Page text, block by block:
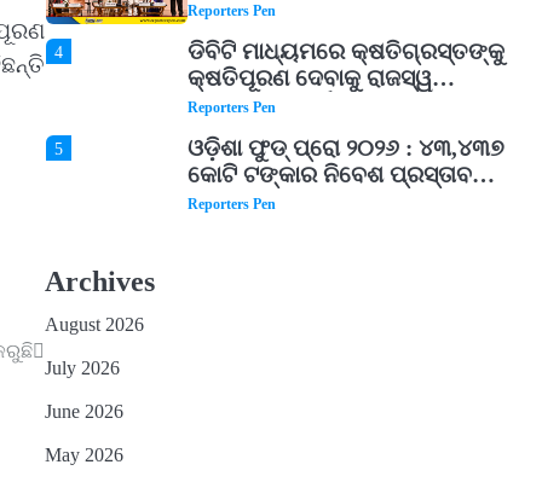
ହସ୍ତତନ୍ତ ପୁରସ୍କାର ପ୍ରଦାନ,
ଓଡ଼ିଶାରୁ ୨ ଜଣଙ୍କୁ ମିଳିଲା
Reporters Pen
4
ଡିବିଟି ମାଧ୍ୟମରେ କ୍ଷତିଗ୍ରସ୍ତଙ୍କୁ
କ୍ଷତିପୂରଣ ଦେବାକୁ ରାଜସ୍ୱ
ମନ୍ତ୍ରୀଙ୍କ ନିର୍ଦ୍ଦେଶ
Reporters Pen
5
ଓଡ଼ିଶା ଫୁଡ୍ ପ୍ରୋ ୨୦୨୬ : ୪୩,୪୩୭
କୋଟି ଟଙ୍କାର ନିବେଶ ପ୍ରସ୍ତାବ
ହାସଲ
Reporters Pen
Archives
August 2026
July 2026
June 2026
May 2026